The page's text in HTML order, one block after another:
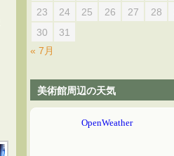
23
24 25 26 27 28
30
31
« 7月
美術館周辺の天気